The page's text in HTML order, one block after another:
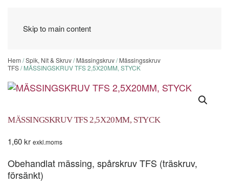
Skip to main content
Hem /Spik, Nit & Skruv/Mässingskruv/Mässingsskruv
TFS/ MÄSSINGSKRUV TFS 2,5X20MM, STYCK
MÄSSINGSKRUV TFS 2,5X20MM, STYCK
1,60kr exkl.moms
Obehandlat mässing, spårskruv TFS (träskruv,
försänkt)